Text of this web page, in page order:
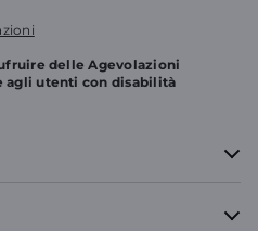
delle Agevolazioni
agli utenti con disabilità